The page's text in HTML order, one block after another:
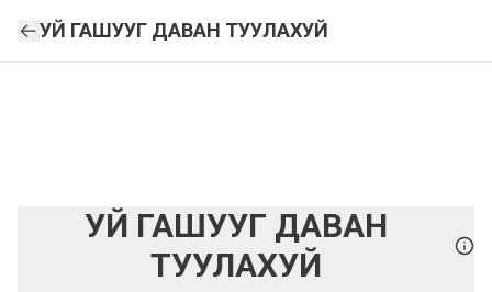
УЙ ГАШУУГ ДАВАН ТУУЛАХУЙ
УЙ ГАШУУГ ДАВАН
ТУУЛАХУЙ